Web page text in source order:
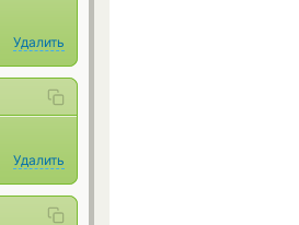
Удалить
Удалить